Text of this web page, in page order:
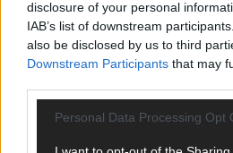
disclosure of your personal
IAB’s list of downstream
also be disclosed by us to third
Downstream Participants that may
Personal Data Processing Opt
SCHNELL ZUM RESSORT
Nachrichten
Wirtschaft
Ratgeber